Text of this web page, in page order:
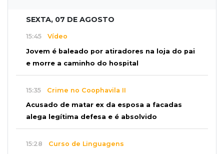
SEXTA, 07 DE AGOSTO
15:45 Vídeo
Jovem é baleado por atiradores na loja do pai
e morre a caminho do hospital
15:35 Crime no Coophavila II
Acusado de matar ex da esposa a facadas
alega legítima defesa e é absolvido
15:28 Curso de Linguagens